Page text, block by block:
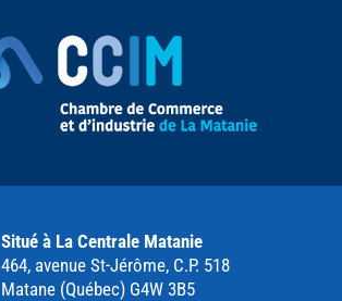
Situé à La Centrale Matanie
464, avenue St-Jérôme, C.P. 518
Matane (Québec) G4W 3B5